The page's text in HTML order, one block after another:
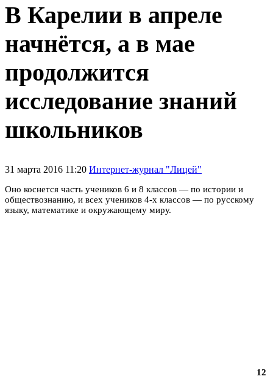
В Карелии в апреле
начнётся, а в мае
продолжится
исследование знаний
школьников
31 марта 2016 11:20 Интернет-журнал "Лицей"
Оно коснется часть учеников 6 и 8 классов — по истории и
обществознанию, и всех учеников 4-х классов — по русскому
языку, математике и окружающему миру.
12